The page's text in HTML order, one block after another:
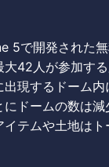
5で開発された
42人が参加す
現するドーム
ドームの数は
テムや土地は